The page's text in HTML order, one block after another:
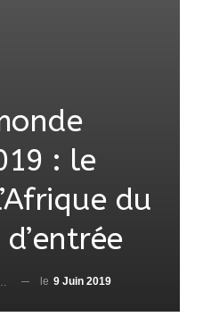
: le
du
le 9 Juin 2019